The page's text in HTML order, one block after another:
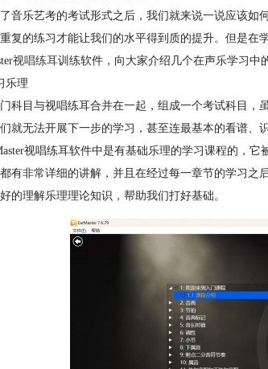
音乐艺考的考试形式之后，我们就来说一说应该如
复的练习才能让我们的水平得到质的提升。但是在
r视唱练耳训练软件，向大家介绍几个在声乐学习中
乐理
科目与视唱练耳合并在一起，组成一个考试科目
就无法开展下一步的学习，甚至连最基本的看谱、
视唱练耳软件中是有基础乐理的学习课程的，
有非常详细的讲解，并且在经过每一章节的学习之
的理解乐理理论知识，帮助我们打好基础。